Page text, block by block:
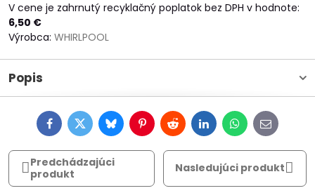
V cene je zahrnutý recyklačný poplatok bez DPH v hodnote:
6,50 €
Výrobca: WHIRLPOOL
Popis
FacebookTwitterBlueskyPinterestRedditLinkedInWhatsApp
E-
mail
Predchádzajúci
produkt
Nasledujúci produkt